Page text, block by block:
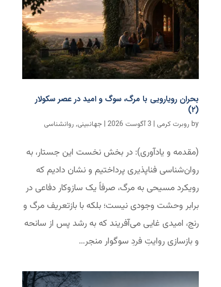
بحران رویارویی با مرگ، سوگ و امید در عصر سکولار
(۲)
by روبرت کرمی | 3 آگوست 2026 | جهانبینی, روانشناسی
(مقدمه و یادآوری): در بخش نخست این جستار، به
روان‌شناسی فناپذیری پرداختیم و نشان دادیم که
رویکرد مسیحی به مرگ، صرفاً یک سازوکار دفاعی در
برابر وحشت وجودی نیست؛ بلکه با بازتعریف مرگ و
رنج، امیدی غایی می‌آفریند که به رشد پس از سانحه
و بازسازی روایتِ فردِ سوگوار منجر...